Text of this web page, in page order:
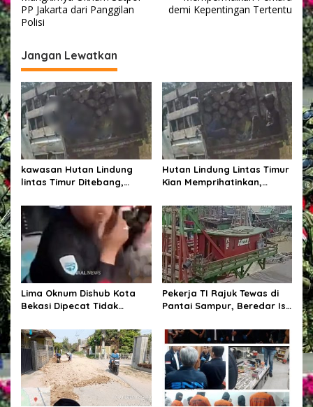
n
s
J
u
a
r
R
e
s
m
i
i
a
h
a
i
a
s
i
p
o
s
PP Jakarta dari Panggilan
Polisi
demi Kepentingan Tertentu
Jangan Lewatkan
kawasan Hutan Lindung
lintas Timur Ditebang,
Pekerja Sebut Nama Afen
Hutan Lindung Lintas Timur
Kian Memprihatinkan,
Sebut Nama Afen
Lima Oknum Dishub Kota
Bekasi Dipecat Tidak
Pungli terhadap Sopir Truk
Pekerja TI Rajuk Tewas di
Pantai Sampur, Beredar Isu
Nama AD Jadi Sorotan